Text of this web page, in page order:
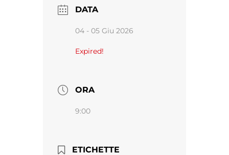
DATA
04 - 05 Giu 2026
Expired!
ORA
9:00
ETICHETTE